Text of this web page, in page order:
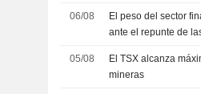
06/08
El peso del sector
ante el repunte de
05/08
El TSX alcanza
mineras